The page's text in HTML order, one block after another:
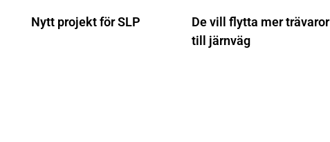
Nytt projekt för SLP
De vill flytta mer trävaror
till järnväg